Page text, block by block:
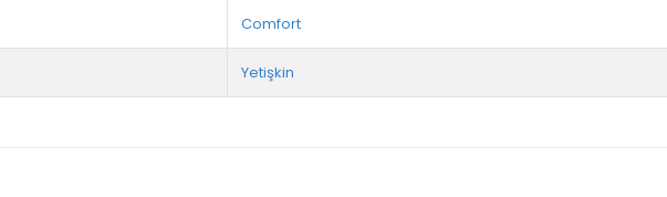
Comfort
Yetişkin